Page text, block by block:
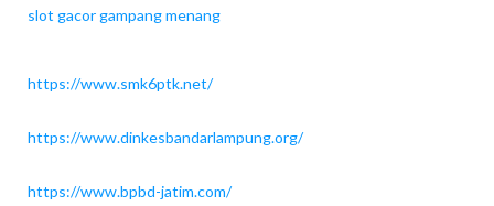
slot gacor gampang menang
https://www.smk6ptk.net/
https://www.dinkesbandarlampung.org/
https://www.bpbd-jatim.com/